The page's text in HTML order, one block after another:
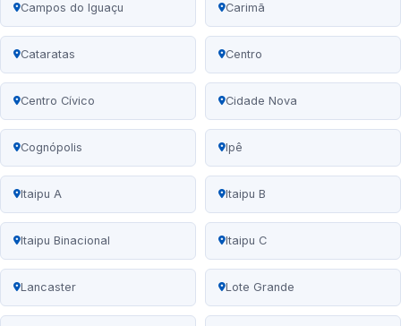
Campos do Iguaçu Carimã
Cataratas Centro
Centro Cívico Cidade Nova
Cognópolis Ipê
Itaipu A Itaipu B
Itaipu Binacional Itaipu C
Lancaster Lote Grande